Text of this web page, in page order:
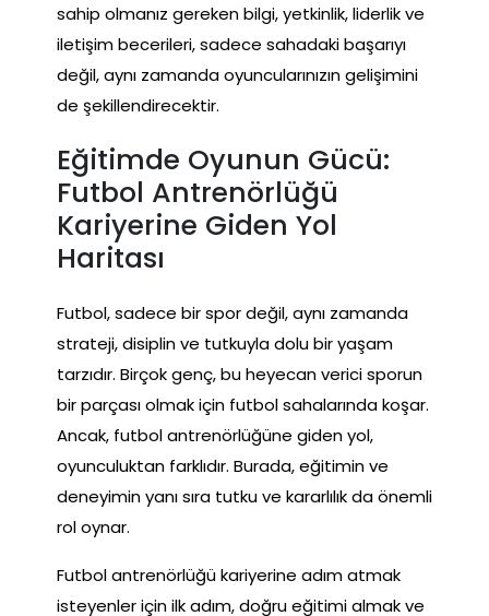
sahip olmanız gereken bilgi, yetkinlik, liderlik ve
iletişim becerileri, sadece sahadaki başarıyı
değil, aynı zamanda oyuncularınızın gelişimini
de şekillendirecektir.
Eğitimde Oyunun Gücü:
Futbol Antrenörlüğü
Kariyerine Giden Yol
Haritası
Futbol, sadece bir spor değil, aynı zamanda
strateji, disiplin ve tutkuyla dolu bir yaşam
tarzıdır. Birçok genç, bu heyecan verici sporun
bir parçası olmak için futbol sahalarında koşar.
Ancak, futbol antrenörlüğüne giden yol,
oyunculuktan farklıdır. Burada, eğitimin ve
deneyimin yanı sıra tutku ve kararlılık da önemli
rol oynar.
Futbol antrenörlüğü kariyerine adım atmak
isteyenler için ilk adım, doğru eğitimi almak ve